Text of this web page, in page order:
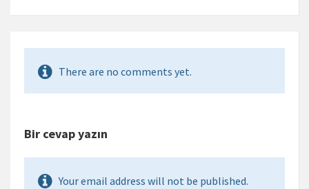
There are no comments yet.
Bir cevap yazın
Your email address will not be published.